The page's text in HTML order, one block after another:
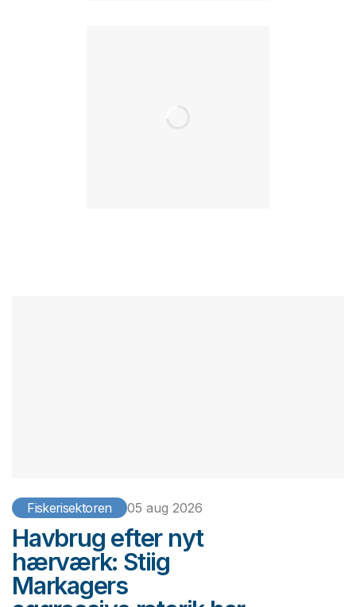
Fiskerisektoren 05 aug 2026
Havbrug efter nyt
hærværk: Stiig
Markagers